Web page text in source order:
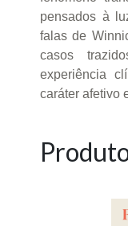
pensados à
falas de
casos
experiência
caráter afetivo